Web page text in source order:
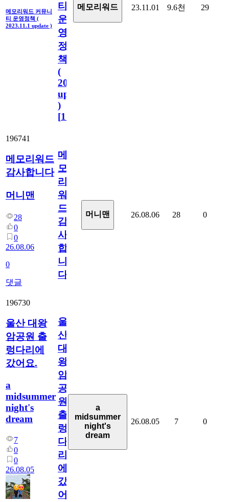
메모리워드 커뮤니
티 운영정책 (
2023.11.1 update )
티
운
영
정
책
(
2023.11.1
update
)
[110
메모리워드 23.11.01 9.6천 29
196741
메모리워드
감사합니다
머니맨
28
0
0
26.08.06
0
댓글
메
모
리
워
드
감
사
합
니
다
머니맨 26.08.06 28 0
196730
울산 대왕
암공원 출
렁다리에
갔어요.
a
midsummer
night's
dream
7
0
0
26.08.05
울
산
대
왕
암
공
원
출
렁
다
리
에
갔
어
a
midsummer
night's
dream
26.08.05 7 0